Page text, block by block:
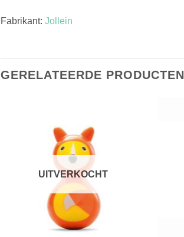
Fabrikant: Jollein
GERELATEERDE PRODUCTEN
UITVERKOCHT